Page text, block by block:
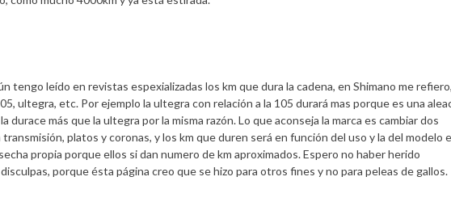
tengo leído en revistas espexializadas los km que dura la cadena, en Shimano me refiero,
ultegra, etc. Por ejemplo la ultegra con relación a la 105 durará mas porque es una
durace más que la ultegra por la misma razón. Lo que aconseja la marca es cambiar dos
platos y coronas, y los km que duren será en función del uso y la del modelo
propia porque ellos si dan numero de km aproximados. Espero no haber herido
porque ésta página creo que se hizo para otros fines y no para peleas de gallos.